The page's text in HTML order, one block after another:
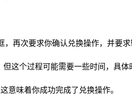
再次要求你确认兑换操作，并要
这个过程可能需要一些时间，具
意味着你成功完成了兑换操作。